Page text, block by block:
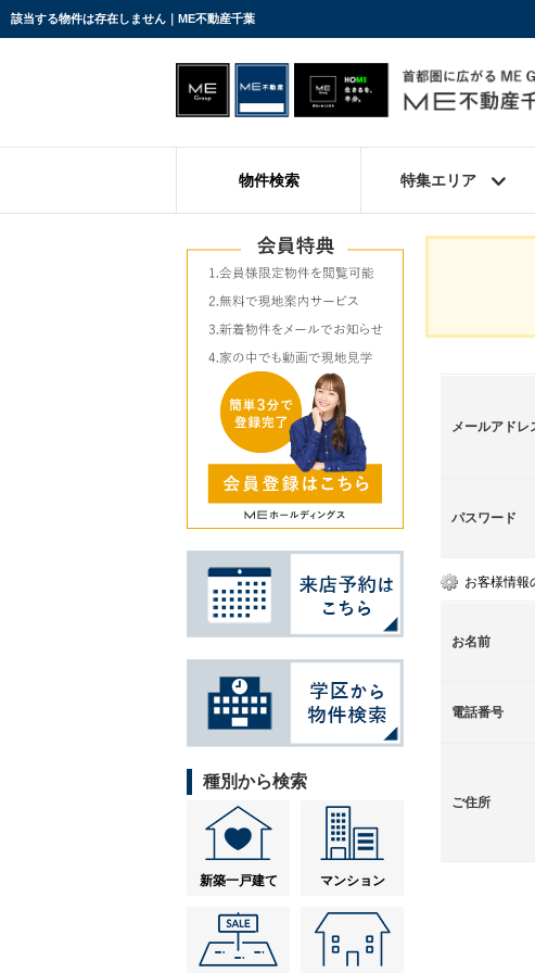
該当する物件は存在しません｜ME不動産千葉
物件検索 特集エリア
メールアドレ
パスワード
お客様情報
お名前
電話番号
ご住所
種別から検索
新築一戸建て マンション